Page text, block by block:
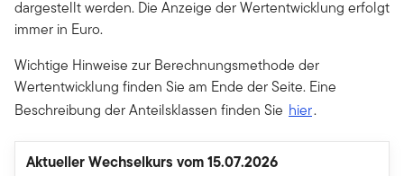
dargestellt werden. Die Anzeige der Wertentwicklung erfolgt
immer in Euro.
Wichtige Hinweise zur Berechnungsmethode der
Wertentwicklung finden Sie am Ende der Seite. Eine
Beschreibung der Anteilsklassen finden Sie hier.
Aktueller Wechselkurs vom 15.07.2026